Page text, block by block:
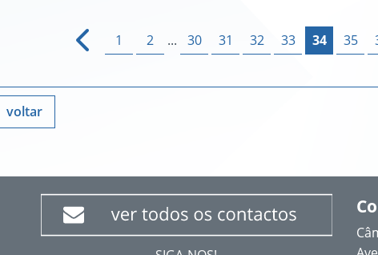
1 2 ... 30 31 32 33 34 35
voltar